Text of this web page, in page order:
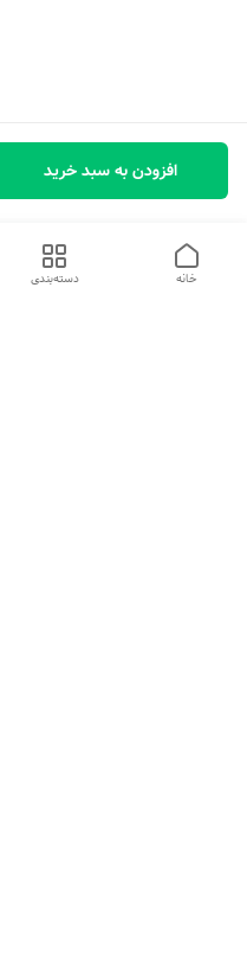
افزودن به سبد خرید
دسته‌بندی خانه